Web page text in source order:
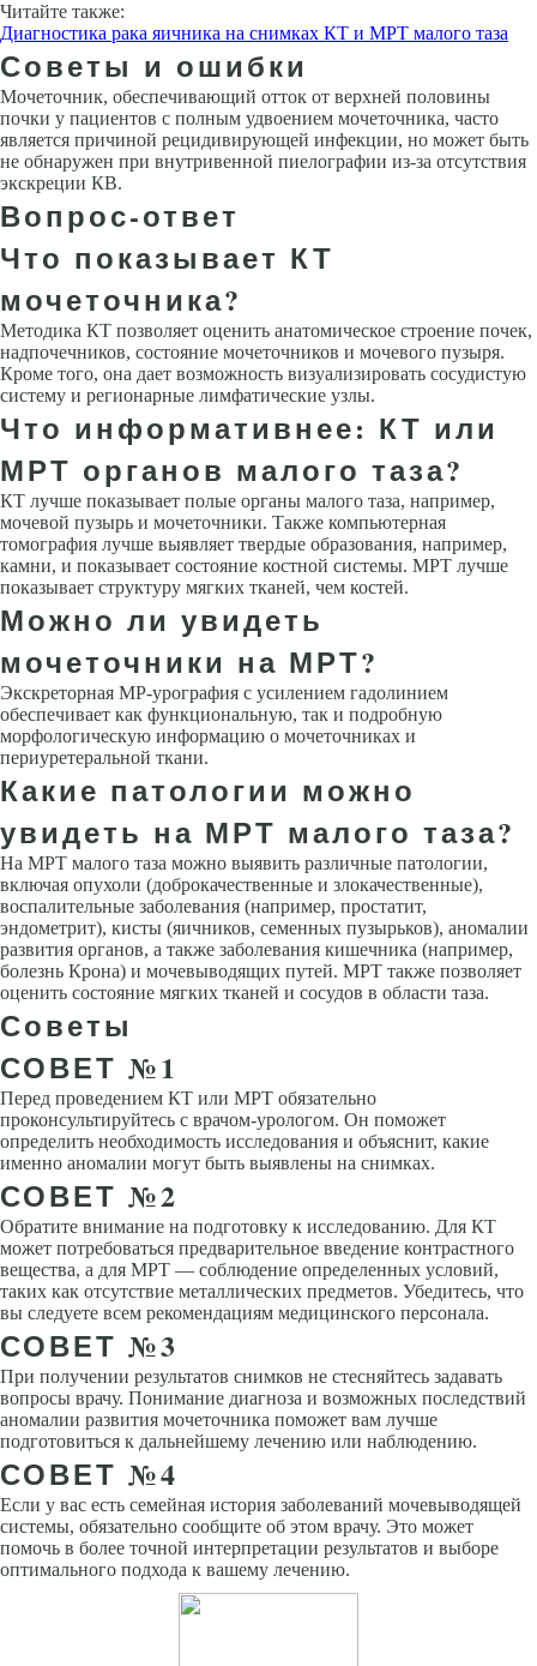
Читайте также:
Диагностика рака яичника на снимках КТ и МРТ малого таза
Советы и ошибки
Мочеточник, обеспечивающий отток от верхней половины
почки у пациентов с полным удвоением мочеточника, часто
является причиной рецидивирующей инфекции, но может быть
не обнаружен при внутривенной пиелографии из-за отсутствия
экскреции КВ.
Вопрос-ответ
Что показывает КТ
мочеточника?
Методика КТ позволяет оценить анатомическое строение почек,
надпочечников, состояние мочеточников и мочевого пузыря.
Кроме того, она дает возможность визуализировать сосудистую
систему и регионарные лимфатические узлы.
Что информативнее: КТ или
МРТ органов малого таза?
КТ лучше показывает полые органы малого таза, например,
мочевой пузырь и мочеточники. Также компьютерная
томография лучше выявляет твердые образования, например,
камни, и показывает состояние костной системы. МРТ лучше
показывает структуру мягких тканей, чем костей.
Можно ли увидеть
мочеточники на МРТ?
Экскреторная МР-урография с усилением гадолинием
обеспечивает как функциональную, так и подробную
морфологическую информацию о мочеточниках и
периуретеральной ткани.
Какие патологии можно
увидеть на МРТ малого таза?
На МРТ малого таза можно выявить различные патологии,
включая опухоли (доброкачественные и злокачественные),
воспалительные заболевания (например, простатит,
эндометрит), кисты (яичников, семенных пузырьков), аномалии
развития органов, а также заболевания кишечника (например,
болезнь Крона) и мочевыводящих путей. МРТ также позволяет
оценить состояние мягких тканей и сосудов в области таза.
Советы
СОВЕТ №1
Перед проведением КТ или МРТ обязательно
проконсультируйтесь с врачом-урологом. Он поможет
определить необходимость исследования и объяснит, какие
именно аномалии могут быть выявлены на снимках.
СОВЕТ №2
Обратите внимание на подготовку к исследованию. Для КТ
может потребоваться предварительное введение контрастного
вещества, а для МРТ — соблюдение определенных условий,
таких как отсутствие металлических предметов. Убедитесь, что
вы следуете всем рекомендациям медицинского персонала.
СОВЕТ №3
При получении результатов снимков не стесняйтесь задавать
вопросы врачу. Понимание диагноза и возможных последствий
аномалии развития мочеточника поможет вам лучше
подготовиться к дальнейшему лечению или наблюдению.
СОВЕТ №4
Если у вас есть семейная история заболеваний мочевыводящей
системы, обязательно сообщите об этом врачу. Это может
помочь в более точной интерпретации результатов и выборе
оптимального подхода к вашему лечению.